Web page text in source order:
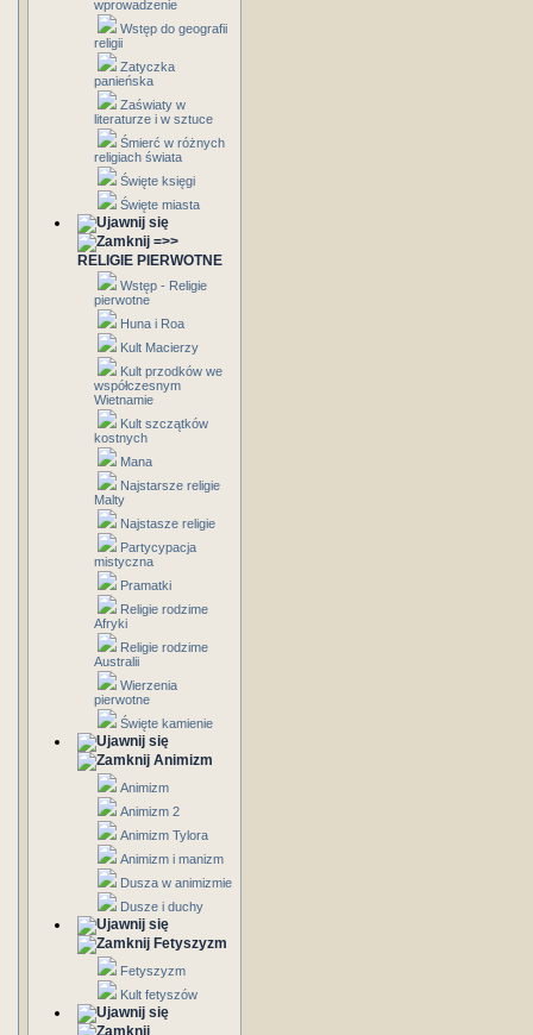
wprowadzenie
Wstęp do geografii
religii
Zatyczka
panieńska
Zaświaty w
literaturze i w sztuce
Śmierć w różnych
religiach świata
Święte księgi
Święte miasta
=>>
RELIGIE PIERWOTNE
Wstęp - Religie
pierwotne
Huna i Roa
Kult Macierzy
Kult przodków we
współczesnym
Wietnamie
Kult szczątków
kostnych
Mana
Najstarsze religie
Malty
Najstasze religie
Partycypacja
mistyczna
Pramatki
Religie rodzime
Afryki
Religie rodzime
Australii
Wierzenia
pierwotne
Święte kamienie
Animizm
Animizm
Animizm 2
Animizm Tylora
Animizm i manizm
Dusza w animizmie
Dusze i duchy
Fetyszyzm
Fetyszyzm
Kult fetyszów